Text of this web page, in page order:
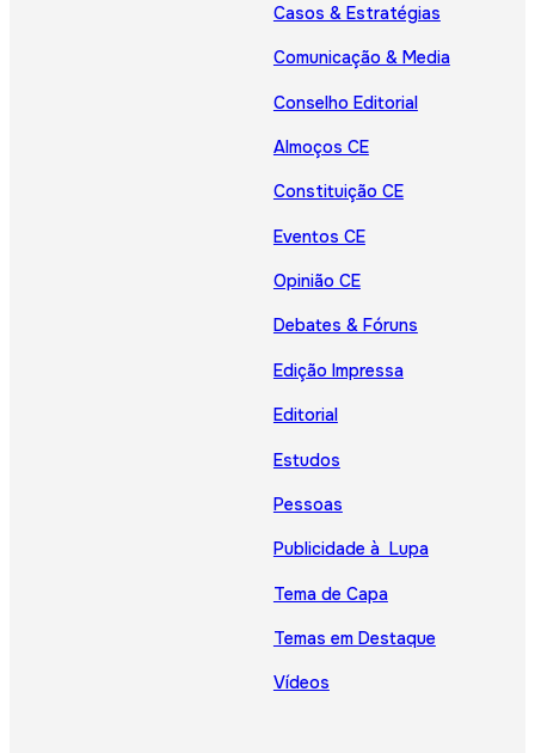
Casos & Estratégias
Comunicação & Media
Conselho Editorial
Almoços CE
Constituição CE
Eventos CE
Opinião CE
Debates & Fóruns
Edição Impressa
Editorial
Estudos
Pessoas
Publicidade à Lupa
Tema de Capa
Temas em Destaque
Vídeos